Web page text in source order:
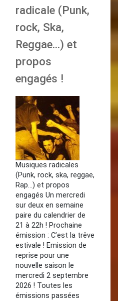
radicale (Punk,
rock, Ska,
Reggae...) et
propos
engagés !
Musiques radicales
(Punk, rock, ska, reggae,
Rap...) et propos
engagés Un mercredi
sur deux en semaine
paire du calendrier de
21 à 22h ! Prochaine
émission : C’est la trêve
estivale ! Emission de
reprise pour une
nouvelle saison le
mercredi 2 septembre
2026 ! Toutes les
émissions passées